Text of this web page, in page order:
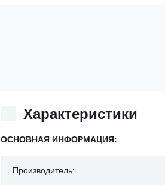
Характеристики
ОСНОВНАЯ ИНФОРМАЦИЯ:
Производитель: